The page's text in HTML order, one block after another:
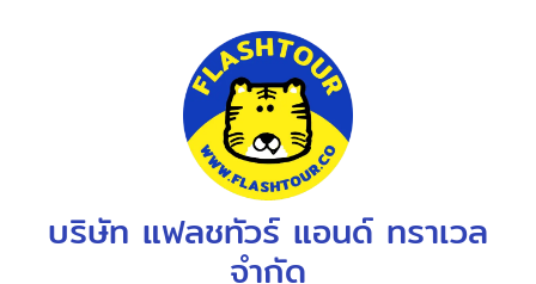
บริษัท แฟลชทัวร์ แอนด์ ทราเวล
จำกัด